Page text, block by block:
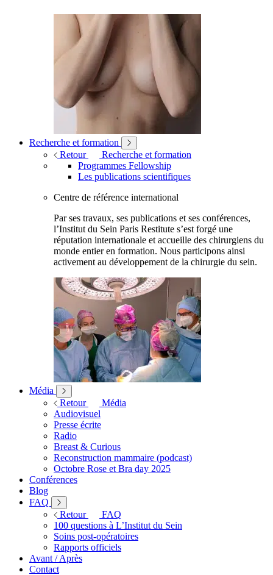
Recherche et formation
Retour
Recherche et formation
Programmes Fellowship
Les publications scientifiques
Centre de référence international
Par ses travaux, ses publications et ses conférences,
l’Institut du Sein Paris Restitute s’est forgé une
réputation internationale et accueille des chirurgiens du
monde entier en formation. Nous participons ainsi
activement au développement de la chirurgie du sein.
Média
Retour
Média
Audiovisuel
Presse écrite
Radio
Breast & Curious
Reconstruction mammaire (podcast)
Octobre Rose et Bra day 2025
Conférences
Blog
FAQ
Retour
FAQ
100 questions à L’Institut du Sein
Soins post-opératoires
Rapports officiels
Avant / Après
Contact